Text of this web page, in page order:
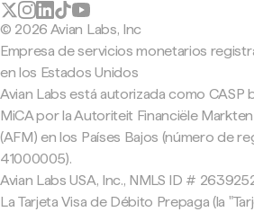
© 2026 Avian Labs, Inc
Empresa de servicios monetarios
en los Estados Unidos
Avian Labs está autorizada como CASP
MiCA por la Autoriteit Financiële Markten
(AFM) en los Países Bajos (número de
41000005).
Avian Labs USA, Inc., NMLS ID #
La Tarjeta Visa de Débito Prepaga (la